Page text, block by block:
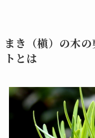
まき（槇）の木
トとは